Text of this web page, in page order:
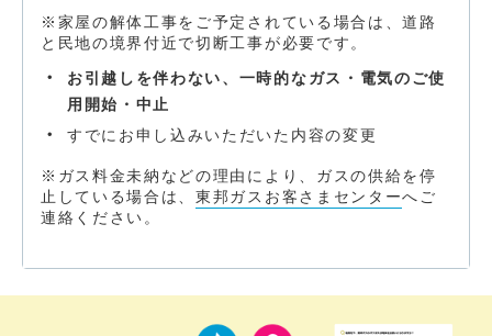
※家屋の解体工事をご予定されている場合は、道路
と民地の境界付近で切断工事が必要です。
お引越しを伴わない、一時的なガス・電気のご使
用開始・中止
すでにお申し込みいただいた内容の変更
※ガス料金未納などの理由により、ガスの供給を停
止している場合は、東邦ガスお客さまセンターへご
連絡ください。